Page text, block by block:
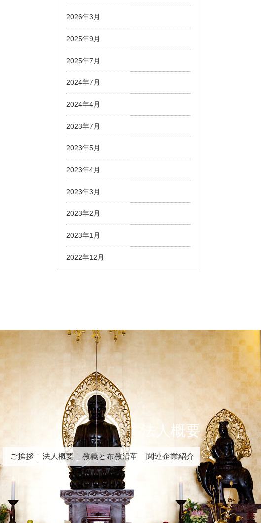
2026年3月
2025年9月
2025年7月
2024年7月
2024年4月
2023年7月
2023年5月
2023年4月
2023年3月
2023年2月
2023年1月
2022年12月
法人概要
ご挨拶 法人概要 教義と布教沿革 関連企業紹介